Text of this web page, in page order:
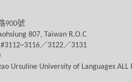
900號
807, Taiwan R.O.C
／ 3122／ 3131
Ursuline University of Languages ALL